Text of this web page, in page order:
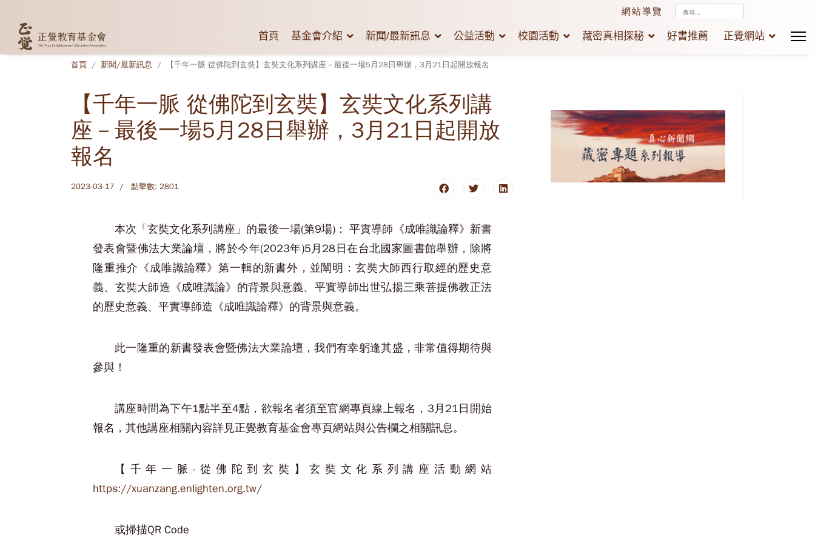
網站導覽
尋...
首頁 基金會介紹 新聞/最新訊息 公益活動 校園活動 藏密真相探秘 好書推薦 正覺網站
首頁 新聞/最新訊息 【千年一脈 從佛陀到玄奘】玄奘文化系列講座－最後一場5月28日舉辦，3月21日起開放報名
【千年一脈 從佛陀到玄奘】玄奘文化系列講
座－最後一場5月28日舉辦，3月21日起開放
報名
2023-03-17 點擊數: 2801
本次「玄奘文化系列講座」的最後一場(第9場)： 平實導師《成唯識論釋》新書
發表會暨佛法大業論壇，將於今年(2023年)5月28日在台北國家圖書館舉辦，除將
隆重推介《成唯識論釋》第一輯的新書外，並闡明：玄奘大師西行取經的歷史意
義、玄奘大師造《成唯識論》的背景與意義、平實導師出世弘揚三乘菩提佛教正法
的歷史意義、平實導師造《成唯識論釋》的背景與意義。
此一隆重的新書發表會暨佛法大業論壇，我們有幸躬逢其盛，非常值得期待與
參與！
講座時間為下午1點半至4點，欲報名者須至官網專頁線上報名，3月21日開始
報名，其他講座相關內容詳見正覺教育基金會專頁網站與公告欄之相關訊息。
【千年一脈-從佛陀到玄奘】玄奘文化系列講座活動網站
https://xuanzang.enlighten.org.tw/
或掃描QR Code